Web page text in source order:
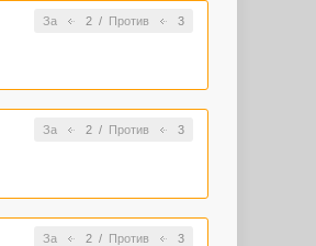
За 2/ Против 3
За 2/ Против 3
За 2/ Против 3